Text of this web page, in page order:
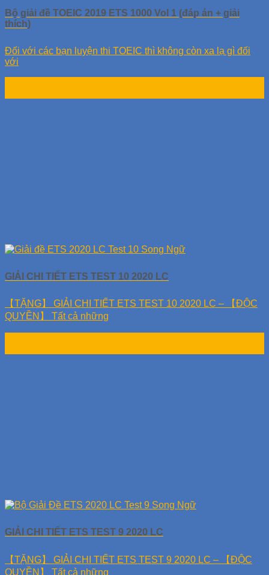
Bộ giải đề TOEIC 2019 ETS 1000 Vol 1 (đáp án + giải
thích)
Đối với các bạn luyện thi TOEIC thì không còn xa lạ gì đối
với
GIẢI CHI TIẾT ETS TEST 10 2020 LC
【TẶNG】 GIẢI CHI TIẾT ETS TEST 10 2020 LC – 【ĐỘC
QUYỀN】 Tất cả những
GIẢI CHI TIẾT ETS TEST 9 2020 LC
【TẶNG】 GIẢI CHI TIẾT ETS TEST 9 2020 LC – 【ĐỘC
QUYỀN】 Tất cả những